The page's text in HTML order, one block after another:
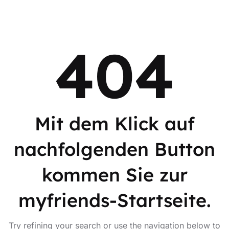
404
Mit dem Klick auf
nachfolgenden Button
kommen Sie zur
myfriends-Startseite.
Try refining your search or use the navigation below to